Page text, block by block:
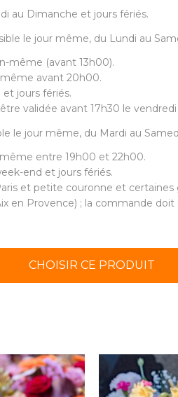
au Dimanche et jours fériés.
le jour même, du Lundi au
même (avant 13h00).
avant 20h00.
et jours fériés.
validée avant 17h30 le vendredi
le jour même, du Mardi au
entre 19h00 et 22h00.
end et jours fériés.
et petite couronne et
en Provence) ; la commande
CHOISIR CE PRODUIT